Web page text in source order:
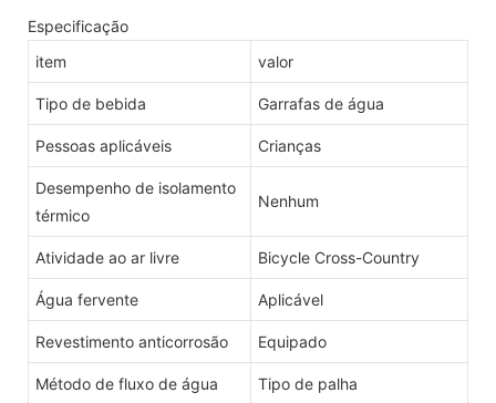
Especificação
item
valor
Tipo de bebida Garrafas de água
Pessoas aplicáveis Crianças
Desempenho de isolamento
térmico
Nenhum
Atividade ao ar livre Bicycle Cross-Country
Água fervente Aplicável
Revestimento anticorrosão Equipado
Método de fluxo de água Tipo de palha